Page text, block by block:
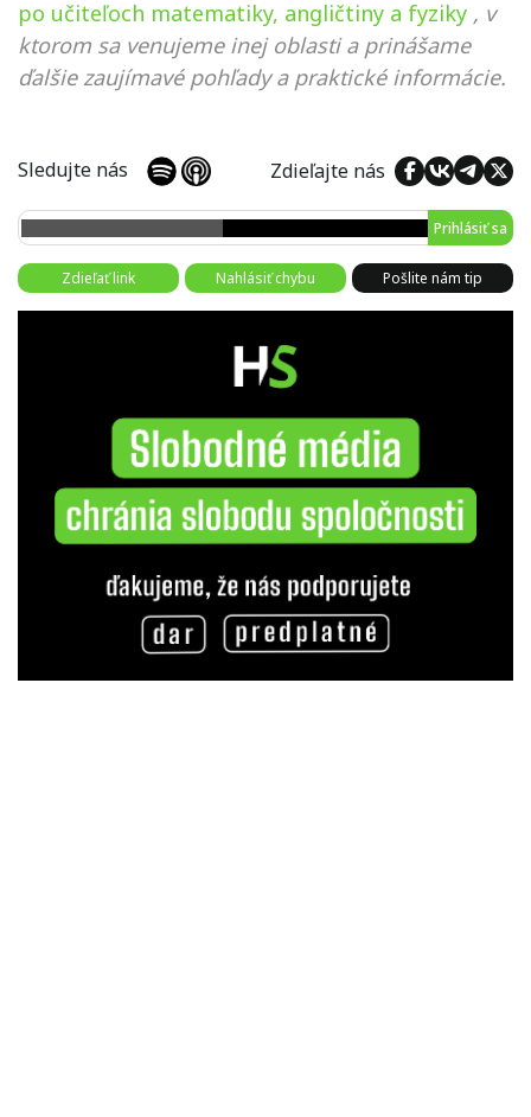
po učiteľoch matematiky, angličtiny a fyziky , v
ktorom sa venujeme inej oblasti a prinášame
ďalšie zaujímavé pohľady a praktické informácie.
Sledujte nás Zdieľajte nás
Prihlásiť sa
Zdieľať link Nahlásiť chybu Pošlite nám tip